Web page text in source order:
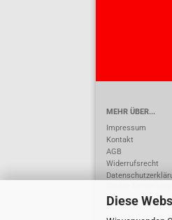
Diese
MEHR ÜBER...
Impressum
Kontakt
AGB
Widerrufsrecht